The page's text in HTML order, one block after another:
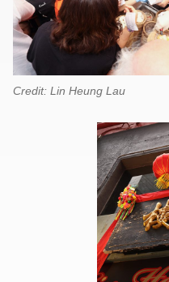
Credit: Lin Heung Lau